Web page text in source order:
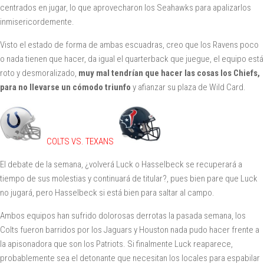
centrados en jugar, lo que aprovecharon los Seahawks para apalizarlos
inmisericordemente.
Visto el estado de forma de ambas escuadras, creo que los Ravens poco
o nada tienen que hacer, da igual el quarterback que juegue, el equipo está
roto y desmoralizado, muy mal tendrían que hacer las cosas los Chiefs,
para no llevarse un cómodo triunfo y afianzar su plaza de Wild Card.
COLTS VS. TEXANS
El debate de la semana, ¿volverá Luck o Hasselbeck se recuperará a
tiempo de sus molestias y continuará de titular?, pues bien pare que Luck
no jugará, pero Hasselbeck si está bien para saltar al campo.
Ambos equipos han sufrido dolorosas derrotas la pasada semana, los
Colts fueron barridos por los Jaguars y Houston nada pudo hacer frente a
la apisonadora que son los Patriots. Si finalmente Luck reaparece,
probablemente sea el detonante que necesitan los locales para espabilar